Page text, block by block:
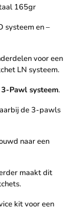
165gr
systeem en –
voor een
LN systeem.
3-Pawl systeem.
de 3-pawls
naar een
maakt dit
kit voor een